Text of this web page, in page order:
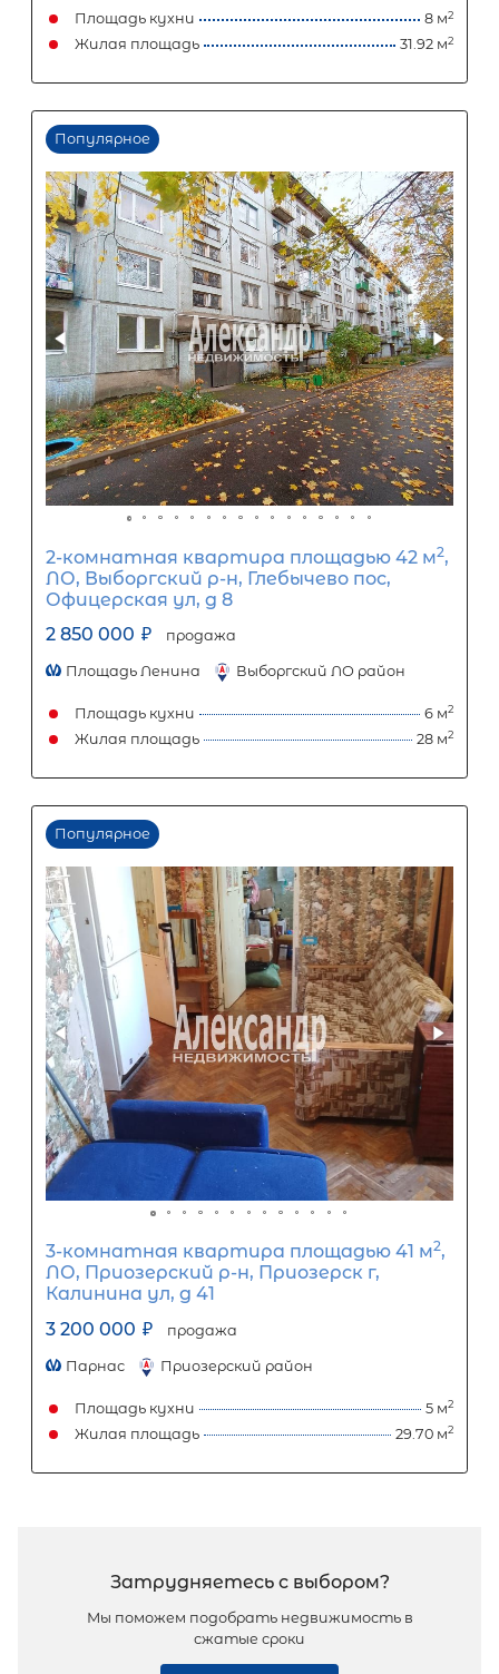
1 280 000
Первый взнос
1 920 000 ₽
Задать вопрос Отправить заявку
ООО «АЛЕКСАНДР-НЕДВИЖИМОСТЬ» не является кредитной
организацией. Кредит предоставляется банками-
носит информационный характер и не является
точного расчета платежей по кредиту и предоставления
об условиях кредитования обратитесь к менеджерам нашей
(Санкт-Петербург ул. Боткинская д. 15 тел. +7(812) 200-4000 )
2-комнатная квартира площадью
ЛО, Приозерский р-н, Плодовое пос,
Центральная ул, д 5
3 200 000 ₽ продажа
Парнас
Площадь кухни
Популярное